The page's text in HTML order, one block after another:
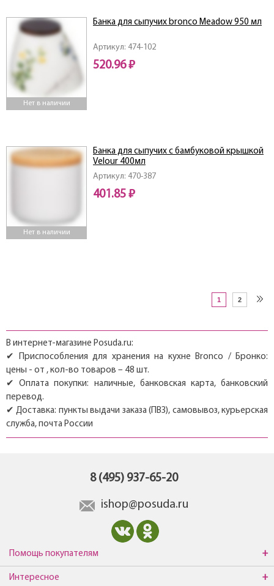
Нет в наличии
Артикул: 474-102
Банка для сыпучих bronco Meadow 950 мл
520.96 ₽
Нет в наличии
Артикул: 470-387
Банка для сыпучих с бамбуковой крышкой
Velour 400мл
401.85 ₽
1 2
В интернет-магазине Posuda.ru:
✔ Приспособления для хранения на кухне Bronco / Бронко:
цены - от , кол-во товаров – 48 шт.
✔ Оплата покупки: наличные, банковская карта, банковский
перевод.
✔ Доставка: пункты выдачи заказа (ПВЗ), самовывоз, курьерская
служба, почта России
8 (495) 937-65-20
ishop@posuda.ru
Помощь покупателям
Интересное